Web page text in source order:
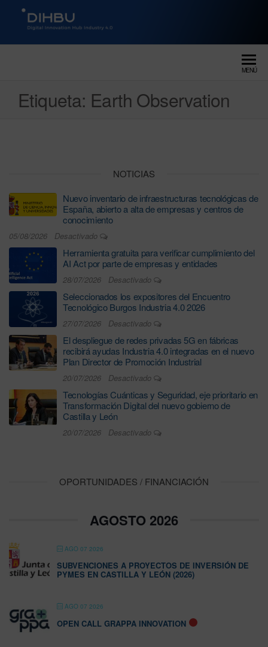
DIGITAL INNOVATION HUB
MENÚ
Etiqueta: Earth Observation
NOTICIAS
Nuevo inventario de infraestructuras tecnológicas de
España, abierto a alta de empresas y centros de
conocimiento
05/08/2026 Desactivado
Herramienta gratuita para verificar cumplimiento del
AI Act por parte de empresas y entidades
28/07/2026 Desactivado
Seleccionados los expositores del Encuentro
Tecnológico Burgos Industria 4.0 2026
27/07/2026 Desactivado
El despliegue de redes privadas 5G en fábricas
recibirá ayudas Industria 4.0 integradas en el nuevo
Plan Director de Promoción Industrial
20/07/2026 Desactivado
Tecnologías Cuánticas y Seguridad, eje prioritario en
Transformación Digital del nuevo gobierno de
Castilla y León
20/07/2026 Desactivado
OPORTUNIDADES / FINANCIACIÓN
AGOSTO 2026
AGO 07 2026
SUBVENCIONES A PROYECTOS DE INVERSIÓN DE
PYMES EN CASTILLA Y LEÓN (2026)
AGO 07 2026
OPEN CALL GRAPPA INNOVATION